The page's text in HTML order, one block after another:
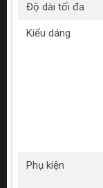
Độ dài tối đa
Kiểu dáng
Phụ kiện